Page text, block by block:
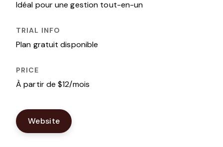
Idéal pour une gestion tout-en-un
Plan gratuit disponible
À partir de $12/mois
Website